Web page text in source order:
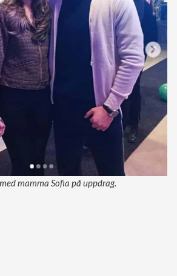
mamma Sofia på uppdrag.